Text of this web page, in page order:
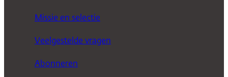
Missie en selectie
Veelgestelde vragen
Abonneren